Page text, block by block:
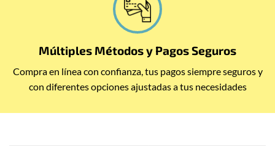
Múltiples Métodos y Pagos Seguros
Compra en línea con confianza, tus pagos siempre seguros y
con diferentes opciones ajustadas a tus necesidades